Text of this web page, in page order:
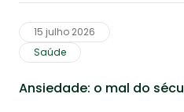
15 julho 2026
Saúde
Ansiedade: o mal do